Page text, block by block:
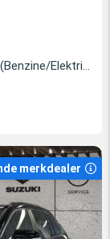
Elektrisch)
merkdealer